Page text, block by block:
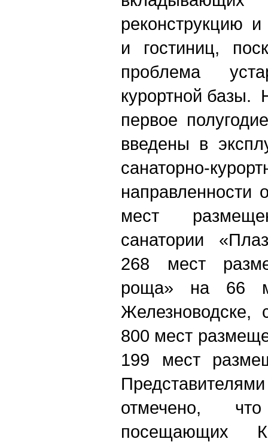
реконструкцию и
и гостиниц,
проблема
курортной базы.
первое
введены в
санаторно-
направленности
мест
санатории
268 мест
роща» на 66
Железноводске,
800 мест
199 мест
отмечено,
посещающих